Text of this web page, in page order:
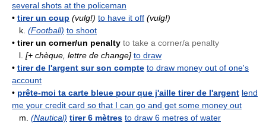
several shots at the policeman
• tirer un coup (vulg!) to have it off (vulg!)
k. (Football) to shoot
• tirer un corner/un penalty to take a corner/a penalty
l. [+ chèque, lettre de change] to draw
• tirer de l'argent sur son compte to draw money out of one's
account
• prête-moi ta carte bleue pour que j'aille tirer de l'argent lend
me your credit card so that I can go and get some money out
m. (Nautical) tirer 6 mètres to draw 6 metres of water